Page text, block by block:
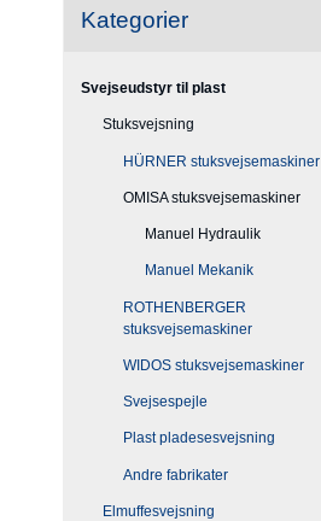
Kategorier
Svejseudstyr til plast
Stuksvejsning
HÜRNER stuksvejsemaskiner
OMISA stuksvejsemaskiner
Manuel Hydraulik
Manuel Mekanik
ROTHENBERGER
stuksvejsemaskiner
WIDOS stuksvejsemaskiner
Svejsespejle
Plast pladesesvejsning
Andre fabrikater
Elmuffesvejsning